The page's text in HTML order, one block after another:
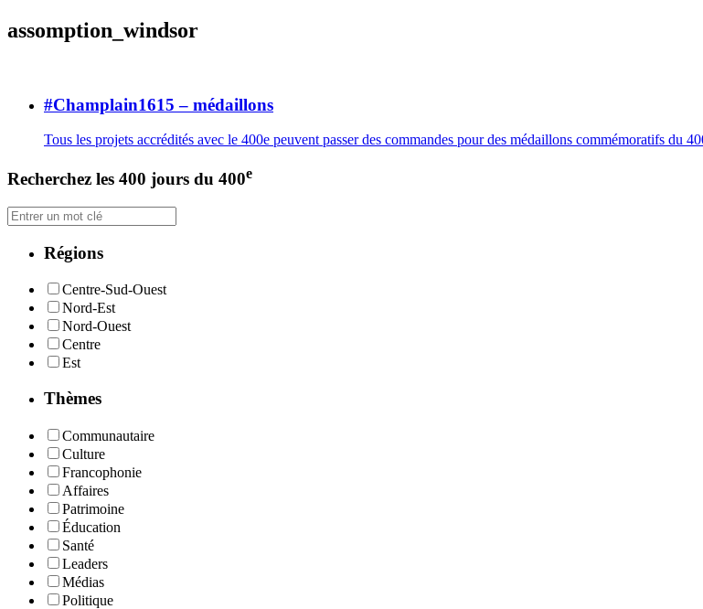
assomption_windsor
#Champlain1615 – médaillons
Tous les projets accrédités avec le 400e peuvent passer des commandes pour des médaillons commémoratifs du
Recherchez les 400 jours du 400e
Régions
Centre-Sud-Ouest
Nord-Est
Nord-Ouest
Centre
Est
Thèmes
Communautaire
Culture
Francophonie
Affaires
Patrimoine
Éducation
Santé
Leaders
Médias
Politique